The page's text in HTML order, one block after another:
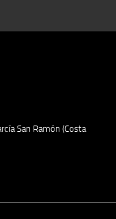
San Ramón (Costa